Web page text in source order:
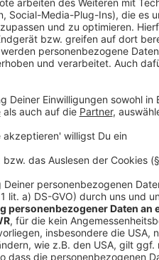
Anzeige
Mehr Links und Infos zu
Anzeige
Hubpolleranlage auf der
Anzeige